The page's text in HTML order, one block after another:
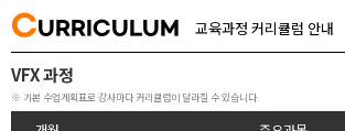
CURRICULUM 교육과정 커리큘럼 안내
VFX 과정
※ 기본 수업계획표로 강사마다 커리큘럼이 달라질 수 있습니다.